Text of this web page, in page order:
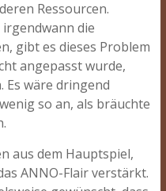
Ressourcen.
die
gibt es dieses Problem
angepasst wurde,
Es wäre dringend
so an, als bräuchte
aus dem Hauptspiel,
ANNO-Flair verstärkt.